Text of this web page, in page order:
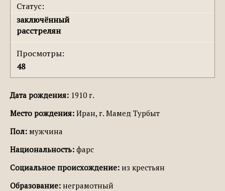
Статус:
заключённый
расстрелян
Просмотры:
48
Дата рождения: 1910 г.
Место рождения: Иран, г. Мамед Турбыт
Пол: мужчина
Национальность: фарс
Социальное происхождение: из крестьян
Образование: неграмотный